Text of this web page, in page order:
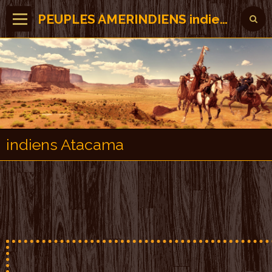
PEUPLES AMERINDIENS indiens des Amérique
indiens Atacama